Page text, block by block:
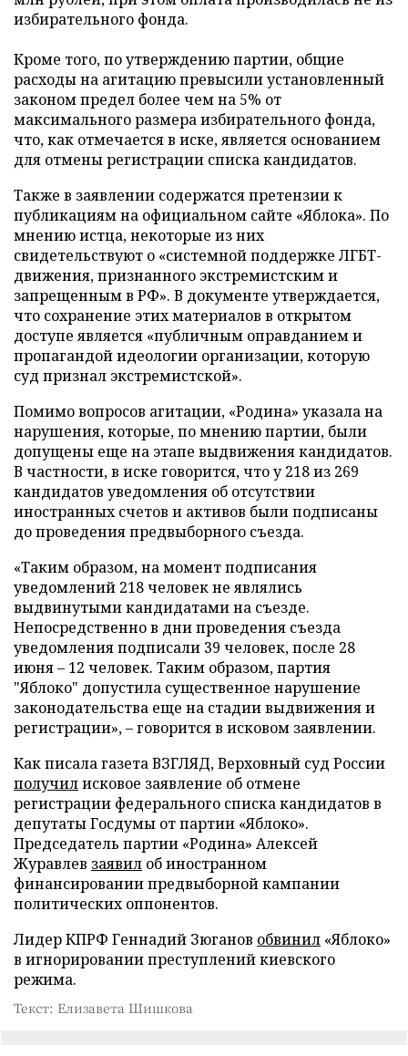
избирательного фонда.
Кроме того, по утверждению партии, общие
расходы на агитацию превысили установленный
законом предел более чем на 5% от
максимального размера избирательного фонда,
что, как отмечается в иске, является основанием
для отмены регистрации списка кандидатов.
Также в заявлении содержатся претензии к
публикациям на официальном сайте «Яблока». По
мнению истца, некоторые из них
свидетельствуют о «системной поддержке ЛГБТ-
движения, признанного экстремистским и
запрещенным в РФ». В документе утверждается,
что сохранение этих материалов в открытом
доступе является «публичным оправданием и
пропагандой идеологии организации, которую
суд признал экстремистской».
Помимо вопросов агитации, «Родина» указала на
нарушения, которые, по мнению партии, были
допущены еще на этапе выдвижения кандидатов.
В частности, в иске говорится, что у 218 из 269
кандидатов уведомления об отсутствии
иностранных счетов и активов были подписаны
до проведения предвыборного съезда.
«Таким образом, на момент подписания
уведомлений 218 человек не являлись
выдвинутыми кандидатами на съезде.
Непосредственно в дни проведения съезда
уведомления подписали 39 человек, после 28
июня – 12 человек. Таким образом, партия
"Яблоко" допустила существенное нарушение
законодательства еще на стадии выдвижения и
регистрации», – говорится в исковом заявлении.
Как писала газета ВЗГЛЯД, Верховный суд России
получилисковое заявление об отмене
регистрации федерального списка кандидатов в
депутаты Госдумы от партии «Яблоко».
Председатель партии «Родина» Алексей
Журавлев заявил об иностранном
финансировании предвыборной кампании
политических оппонентов.
Лидер КПРФ Геннадий Зюганов обвинил «Яблоко»
в игнорировании преступлений киевского
режима.
Текст: Елизавета Шишкова